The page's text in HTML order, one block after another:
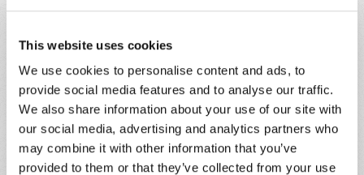
This website uses cookies
We use cookies to personalise content and ads, to
provide social media features and to analyse our traffic.
We also share information about your use of our site with
our social media, advertising and analytics partners who
may combine it with other information that you’ve
provided to them or that they’ve collected from your use
essersi confrontato con RSPP e medico
competente.
Limitare l'accesso allezone esposte a
rischio alto, grave e specifico, solo ai
lavoratori che hanno ricevuto adeguate
istruzioni, formazione e addestramento.